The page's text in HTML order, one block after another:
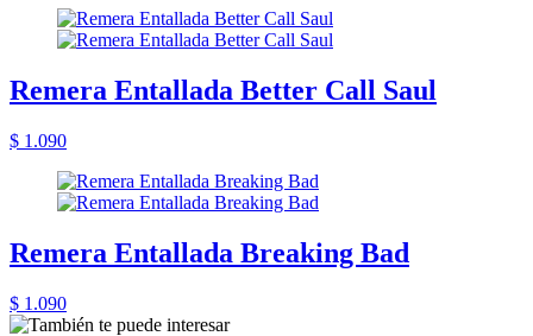
Remera Entallada Better Call Saul
$ 1.090
Remera Entallada Breaking Bad
$ 1.090